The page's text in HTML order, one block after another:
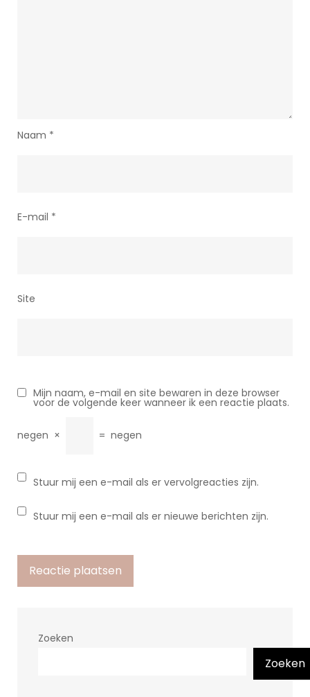
Naam *
E-mail *
Site
Mijn naam, e-mail en site bewaren in deze browser
voor de volgende keer wanneer ik een reactie plaats.
negen × = negen
Stuur mij een e-mail als er vervolgreacties zijn.
Stuur mij een e-mail als er nieuwe berichten zijn.
Zoeken
Zoeken